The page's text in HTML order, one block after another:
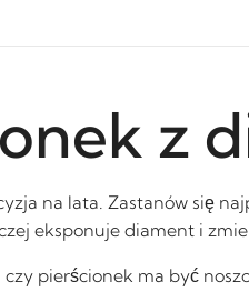
z
na lata. Zastanów się
eksponuje diament i
pierścionek ma być